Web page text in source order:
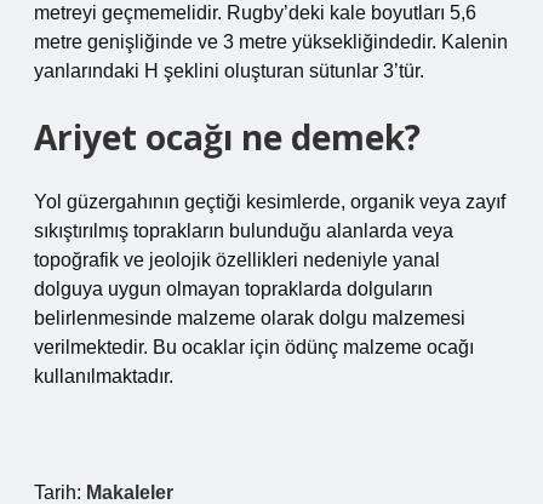
metreyi geçmemelidir. Rugby’deki kale boyutları 5,6
metre genişliğinde ve 3 metre yüksekliğindedir. Kalenin
yanlarındaki H şeklini oluşturan sütunlar 3’tür.
Ariyet ocağı ne demek?
Yol güzergahının geçtiği kesimlerde, organik veya zayıf
sıkıştırılmış toprakların bulunduğu alanlarda veya
topoğrafik ve jeolojik özellikleri nedeniyle yanal
dolguya uygun olmayan topraklarda dolguların
belirlenmesinde malzeme olarak dolgu malzemesi
verilmektedir. Bu ocaklar için ödünç malzeme ocağı
kullanılmaktadır.
Tarih: Makaleler